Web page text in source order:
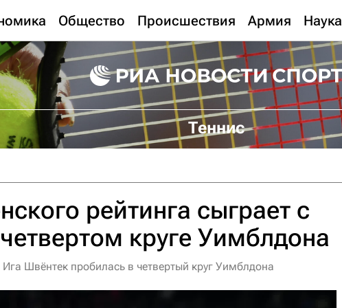
Общество Происшествия Армия Наука
Теннис
рейтинга сыграет с
круге Уимблдона
Швёнтек пробилась в четвертый круг Уимблдона